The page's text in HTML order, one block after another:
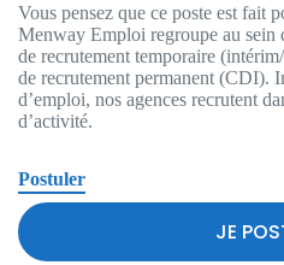
Vous pensez que ce poste est fait
Menway Emploi regroupe au sein
de recrutement temporaire
de recrutement permanent (CDI).
d’emploi, nos agences recrutent
d’activité.
Postuler
JE